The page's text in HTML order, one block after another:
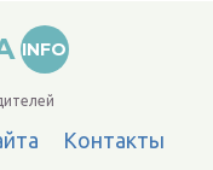
INFO
Контакты